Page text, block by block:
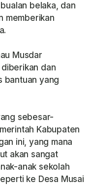
belaka, dan
memberikan
Musdar
dan
bantuan yang
sebesar-
Kabupaten
ini, yang mana
akan sangat
anak sekolah
ke Desa Musai